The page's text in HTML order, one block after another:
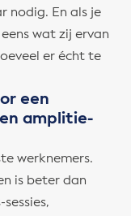
nodig. En als je
wat zij ervan
er écht te
een
amplitie-
werknemers.
is beter dan